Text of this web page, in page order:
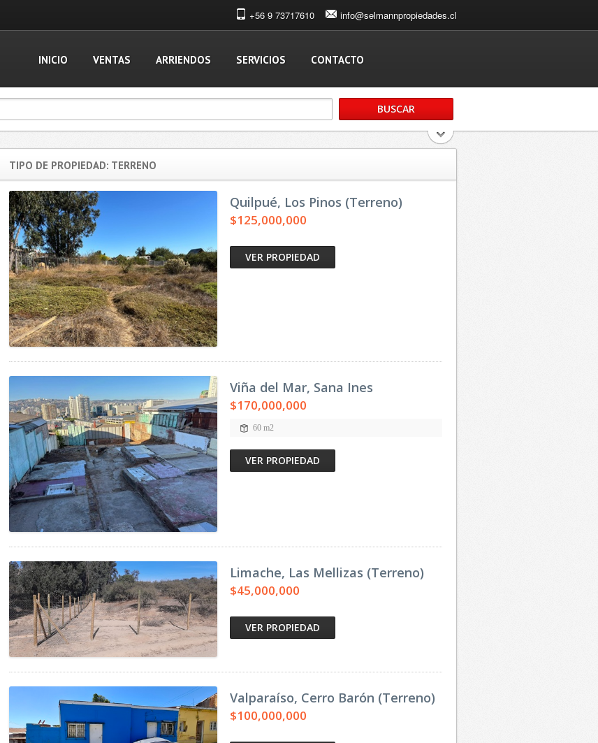
+56 9 73717610 info@selmannpropiedades.cl
INICIO VENTAS ARRIENDOS SERVICIOS CONTACTO
TIPO DE PROPIEDAD: TERRENO
Quilpué, Los Pinos (Terreno)
$125,000,000
VER PROPIEDAD
Viña del Mar, Sana Ines
$170,000,000
60 m2
VER PROPIEDAD
Limache, Las Mellizas (Terreno)
$45,000,000
VER PROPIEDAD
Valparaíso, Cerro Barón (Terreno)
$100,000,000